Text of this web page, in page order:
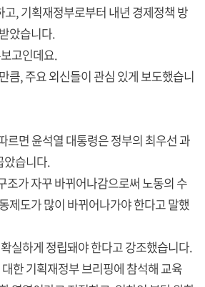
, 기획재정부로부터 내년 경제정책 방
았습니다.
고인데요.
큼, 주요 외신들이 관심 있게 보도했습니
르면 윤석열 대통령은 정부의 최우선 과
았습니다.
조가 자꾸 바뀌어나감으로써 노동의 수
제도가 많이 바뀌어나가야 한다고 말했
실하게 정립돼야 한다고 강조했습니다.
한 기획재정부 브리핑에 참석해 교육